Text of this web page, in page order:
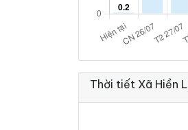
Thời tiết Xã Hiền